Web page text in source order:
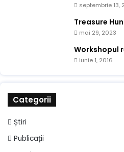
septembrie 13,
Treasure
mai 29, 2023
Workshopul
iunie 1, 2016
Categorii
Știri
Publicații